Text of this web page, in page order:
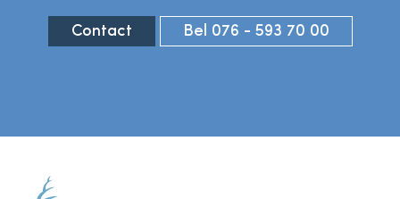
Contact Bel 076 - 593 70 00